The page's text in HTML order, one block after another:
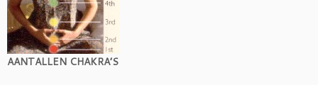
AANTALLEN CHAKRA’S